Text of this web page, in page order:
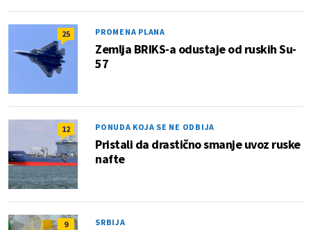
25 PROMENA PLANA
Zemlja BRIKS-a odustaje od ruskih Su-
57
12 PONUDA KOJA SE NE ODBIJA
Pristali da drastično smanje uvoz ruske
nafte
9 SRBIJA